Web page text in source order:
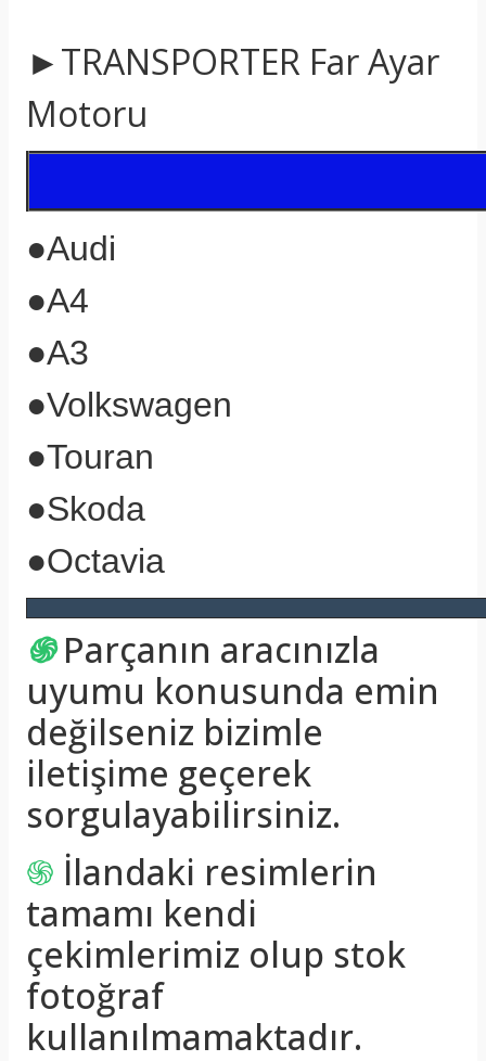
►TRANSPORTER Far Ayar
Motoru
●Audi
●A4
●A3
●Volkswagen
●Touran
●Skoda
●Octavia
֍ Parçanın aracınızla
uyumu konusunda emin
değilseniz bizimle
iletişime geçerek
sorgulayabilirsiniz.
֍ İlandaki resimlerin
tamamı kendi
çekimlerimiz olup stok
fotoğraf
kullanılmamaktadır.